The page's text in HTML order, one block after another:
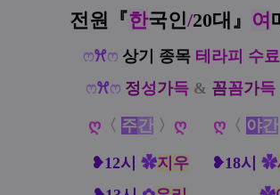
전원『한국인/20대 』 여
ෆꕮෆ 상기 종목 테라피 수료
ෆꕮෆ 정성가득 & 꼼꼼가득
ღ 〈 주간 〉 ღ ღ 〈 야간
❥12시 ✿지우 ❥18시 ✿